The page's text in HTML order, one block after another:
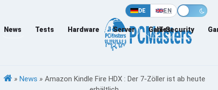
DE EN
News Tests Hardware Server Games
IT-Security
» News » Amazon Kindle Fire HDX : Der 7-Zöller ist ab heute